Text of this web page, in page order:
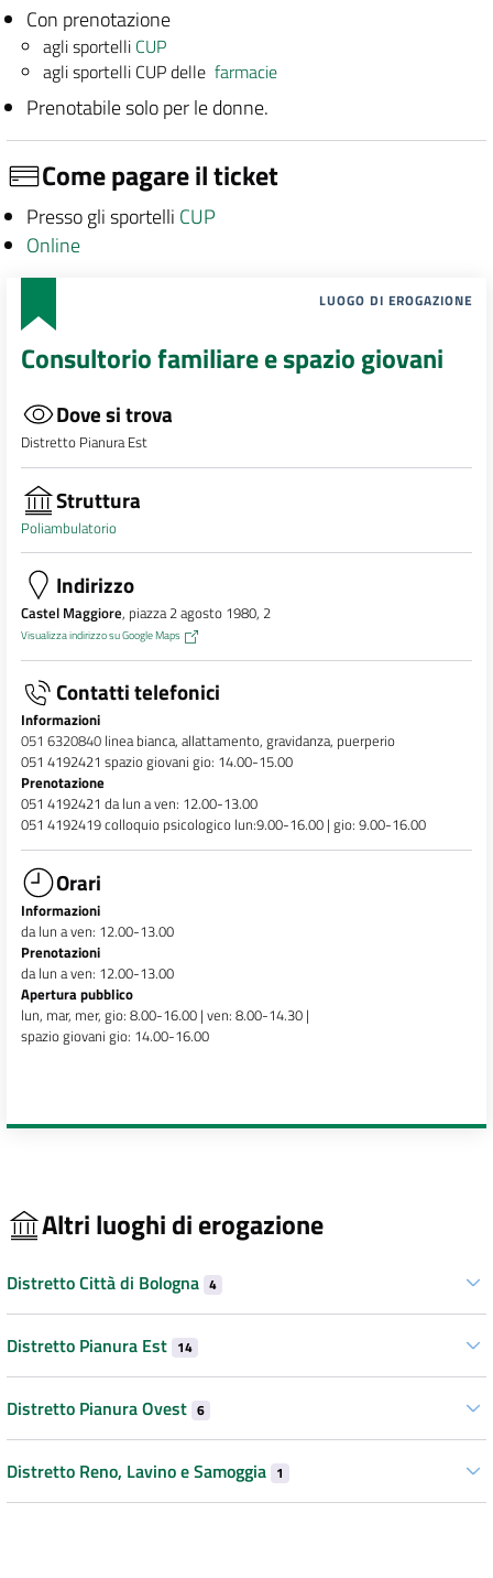
Con prenotazione
agli sportelli CUP
agli sportelli CUP dellefarmacie
Prenotabile solo per le donne.
Come pagare il ticket
Presso gli sportelli CUP
Online
LUOGO DI EROGAZIONE
Consultorio familiare e spazio giovani
Dove si trova
Distretto Pianura Est
Struttura
Poliambulatorio
Indirizzo
Castel Maggiore, piazza 2 agosto 1980, 2
Visualizza indirizzo su Google Maps
Contatti telefonici
Informazioni
051 6320840linea bianca, allattamento, gravidanza, puerperio
051 4192421 spazio giovani gio: 14.00-15.00
Prenotazione
051 4192421 da lun a ven: 12.00-13.00
051 4192419 colloquio psicologico lun:9.00-16.00 | gio: 9.00-16.00
Orari
Informazioni
da lun a ven: 12.00-13.00
Prenotazioni
da lun a ven: 12.00-13.00
Apertura pubblico
lun, mar, mer, gio: 8.00-16.00 | ven: 8.00-14.30 |
spazio giovani gio: 14.00-16.00
Altri luoghi di erogazione
Distretto Città di Bologna 4
Distretto Pianura Est 14
Distretto Pianura Ovest 6
Distretto Reno, Lavino e Samoggia 1